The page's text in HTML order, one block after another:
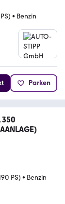
• Benzin
Parken
350
PS) • Benzin